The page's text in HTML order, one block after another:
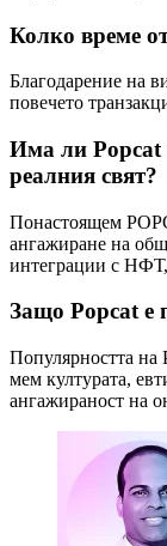
Колко време
Благодарение на
повечето
Има ли Popcat
реалния свят?
Понастоящем
ангажиране на
интеграции с
Защо Popcat е
Популярността на
мем културата,
ангажираност на